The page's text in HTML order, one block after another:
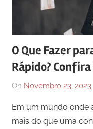
O Que Fazer
Rápido? Confira
On Novembro 23, 2023
Em um mundo onde
mais do que uma